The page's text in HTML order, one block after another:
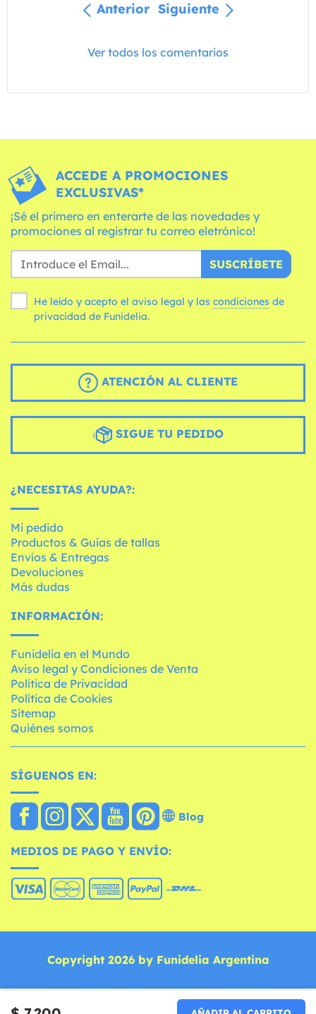
Anterior Siguiente
Ver todos los comentarios
ACCEDE A PROMOCIONES
EXCLUSIVAS*
¡Sé el primero en enterarte de las novedades y
promociones al registrar tu correo eletrónico!
SUSCRÍBETE
He leído y acepto el aviso legal y las condiciones
privacidad de Funidelia.
ATENCIÓN AL CLIENTE
SIGUE TU PEDIDO
¿NECESITAS AYUDA?:
Mi pedido
Productos & Guías de tallas
Envíos & Entregas
Devoluciones
Más dudas
INFORMACIÓN:
Funidelia en el Mundo
Aviso legal y Condiciones de Venta
Política de Privacidad
Política de Cookies
Sitemap
Quiénes somos
SÍGUENOS EN:
Blog
MEDIOS DE PAGO Y ENVÍO:
Copyright 2026 by Funidelia Argentina